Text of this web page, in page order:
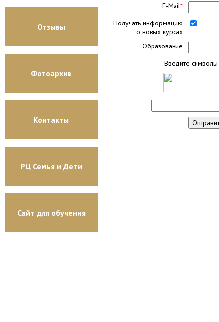
Отзывы
Фотоархив
Контакты
РЦ Семья и Дети
Сайт для обучения
E-Mail*
Получать информацию
о новых курсах
Образование
Введите символы